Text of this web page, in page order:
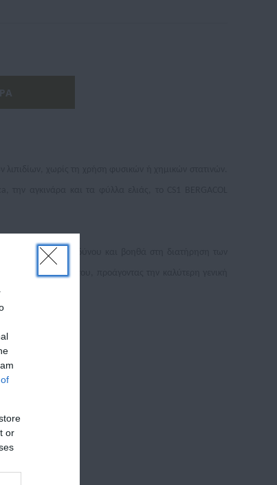
or
κινδύνου και βοηθά στη διατήρηση των
συστατικών του, προάγοντας την καλύτερη γενική